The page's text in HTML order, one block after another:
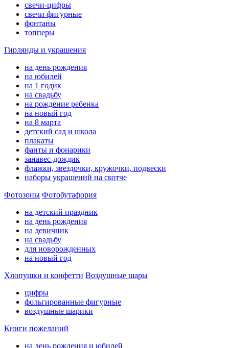
свечи-цифры
свечи фигурные
фонтаны
топперы
Гирлянды и украшения
на день рождения
на юбилей
на 1 годик
на свадьбу
на рождение ребенка
на новый год
на 8 марта
детский сад и школа
плакаты
фанты и фонарики
занавес-дождик
флажки, звездочки, кружочки, подвески
наборы украшений на скотче
Фотозоны Фотобутафория
на детский праздник
на день рождения
на девичник
на свадьбу
для новорожденных
на новый год
Хлопушки и конфетти Воздушные шары
цифры
фольгированные фигурные
воздушные шарики
Книги пожеланий
на день рождения и юбилей